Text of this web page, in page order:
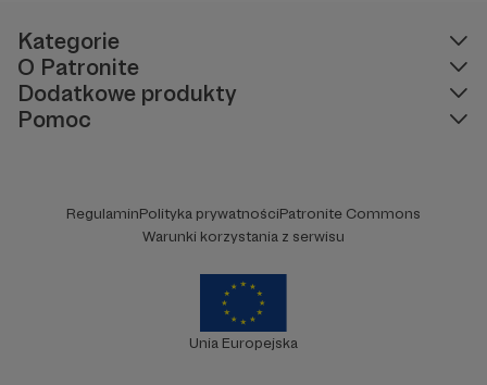
Kategorie
O Patronite
Dodatkowe produkty
Pomoc
RegulaminPolityka prywatnościPatronite Commons
Warunki korzystania z serwisu
Unia Europejska